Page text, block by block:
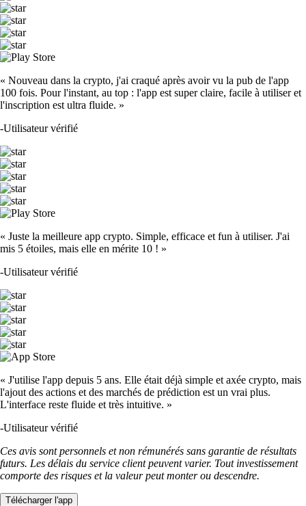
« Nouveau dans la crypto, j'ai craqué après avoir vu la pub de l'app
100 fois. Pour l'instant, au top : l'app est super claire, facile à utiliser et
l'inscription est ultra fluide. »
-Utilisateur vérifié
« Juste la meilleure app crypto. Simple, efficace et fun à utiliser. J'ai
mis 5 étoiles, mais elle en mérite 10 ! »
-Utilisateur vérifié
« J'utilise l'app depuis 5 ans. Elle était déjà simple et axée crypto, mais
l'ajout des actions et des marchés de prédiction est un vrai plus.
L'interface reste fluide et très intuitive. »
-Utilisateur vérifié
Ces avis sont personnels et non rémunérés sans garantie de résultats
futurs. Les délais du service client peuvent varier. Tout investissement
comporte des risques et la valeur peut monter ou descendre.
Télécharger l'app